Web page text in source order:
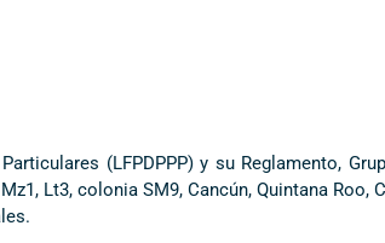
(LFPDPPP) y su Reglamento,
Lt3, colonia SM9, Cancún, Quintana Roo,